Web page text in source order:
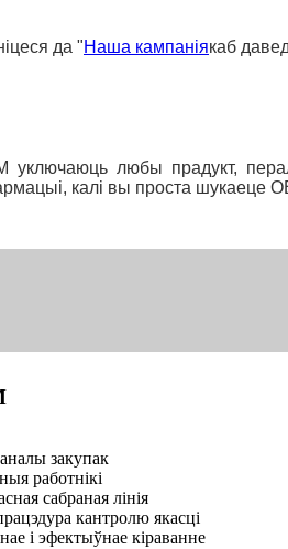
да "Наша кампаніякаб
уключаюць любы прадукт,
калі вы проста шукаеце
закупак
работнікі
сабраная лінія
кантролю якасці
і эфектыўнае кіраванне